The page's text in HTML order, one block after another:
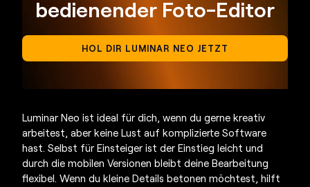
bedienender Foto-Editor
HOL DIR LUMINAR NEO JETZT
Luminar Neo ist ideal für dich, wenn du gerne kreativ
arbeitest, aber keine Lust auf komplizierte Software
hast. Selbst für Einsteiger ist der Einstieg leicht und
durch die mobilen Versionen bleibt deine Bearbeitung
flexibel. Wenn du kleine Details betonen möchtest, hilft